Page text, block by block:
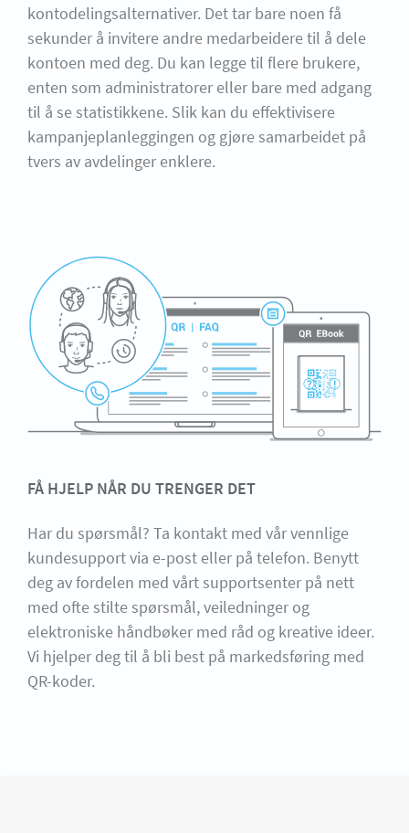
kontodelingsalternativer. Det tar bare noen få
sekunder å invitere andre medarbeidere til å dele
kontoen med deg. Du kan legge til flere brukere,
enten som administratorer eller bare med adgang
til å se statistikkene. Slik kan du effektivisere
kampanjeplanleggingen og gjøre samarbeidet på
tvers av avdelinger enklere.
FÅ HJELP NÅR DU TRENGER DET
Har du spørsmål? Ta kontakt med vår vennlige
kundesupport via e-post eller på telefon. Benytt
deg av fordelen med vårt supportsenter på nett
med ofte stilte spørsmål, veiledninger og
elektroniske håndbøker med råd og kreative ideer.
Vi hjelper deg til å bli best på markedsføring med
QR-koder.